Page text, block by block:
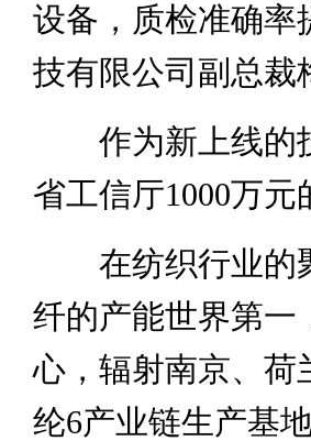
设备，质检准确率
技有限公司副总裁
作为新上线的
省工信厅1000万
在纺织行业的
纤的产能世界第一
心，辐射南京、荷
纶6产业链生产基